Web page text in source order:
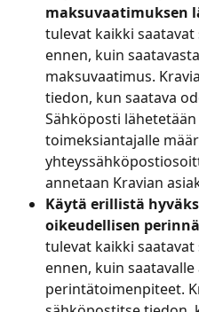
maksuvaatimuksen
tulevat kaikki
ennen, kuin
maksuvaatimus.
tiedon, kun saatava
Sähköposti
toimeksiantajalle
annetaan Kravian
Käytä erillistä
oikeudellisen
tulevat kaikki
ennen, kuin
perintätoimenpiteet.